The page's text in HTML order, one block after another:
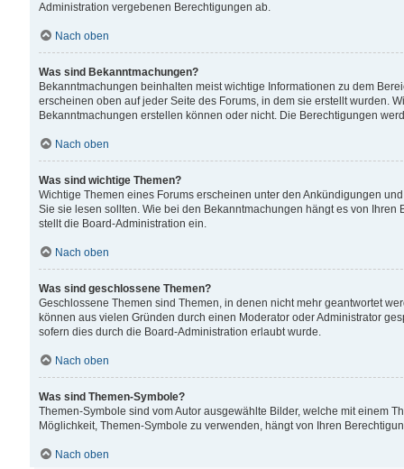
Administration vergebenen Berechtigungen ab.
Nach oben
Was sind Bekanntmachungen?
Bekanntmachungen beinhalten meist wichtige Informationen zu dem
erscheinen oben auf jeder Seite des Forums, in dem sie erstellt wurden.
Bekanntmachungen erstellen können oder nicht. Die Berechtigungen
Nach oben
Was sind wichtige Themen?
Wichtige Themen eines Forums erscheinen unter den Ankündigungen
Sie sie lesen sollten. Wie bei den Bekanntmachungen hängt es von
stellt die Board-Administration ein.
Nach oben
Was sind geschlossene Themen?
Geschlossene Themen sind Themen, in denen nicht mehr geantwortet
können aus vielen Gründen durch einen Moderator oder Administrator
sofern dies durch die Board-Administration erlaubt wurde.
Nach oben
Was sind Themen-Symbole?
Themen-Symbole sind vom Autor ausgewählte Bilder, welche mit einem
Möglichkeit, Themen-Symbole zu verwenden, hängt von Ihren
Nach oben